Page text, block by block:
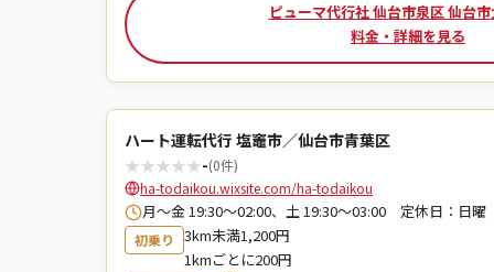
ピューマ代行社 仙台市泉区 仙台
料金・詳細を見る
ハート運転代行 塩竈市／仙台市青葉区
★★★★★-(0件)
ha-todaikou.wixsite.com/ha-todaikou
月～金 19:30～02:00、土 19:30～03:00 定休日：日曜
初乗り
3km未満1,200円
1kmごとに200円